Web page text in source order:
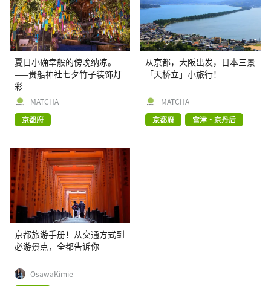
夏日小确幸般的傍晚纳凉。
——贵船神社七夕竹子装饰灯
彩
MATCHA
京都府
从京都，大阪出发，日本三景
「天桥立」小旅行！
MATCHA
京都府
宫津・京丹后
京都旅游手册！从交通方式到
必游景点，全都告诉你
OsawaKimie